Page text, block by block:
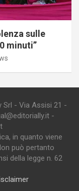
sulle
minuti”
Srl - Via Assisi 21 -
-
in quanto viene
può pertanto
della legge n. 62